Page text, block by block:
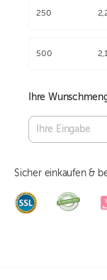
250
500
Ihre
Sicher einkaufen &